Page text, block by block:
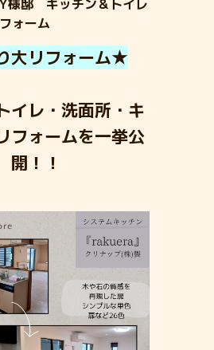
様邸 キッチン＆トイレ
ォーム
大リフォーム★
イレ・洗面所・キ
フォームを一挙公
開！！